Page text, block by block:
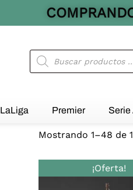
Búsqueda
de
productos
LaLiga Premier Serie
Mostrando 1–48 de
¡Oferta!
El